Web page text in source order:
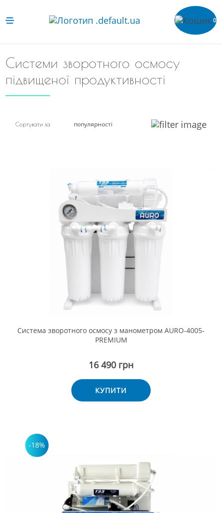
0
Системи зворотного осмосу
підвищеної продуктивності
Сортувати за популярності
Система зворотного осмосу з манометром AURO-4005-
PREMIUM
16 490 грн
КУПИТИ
-18%